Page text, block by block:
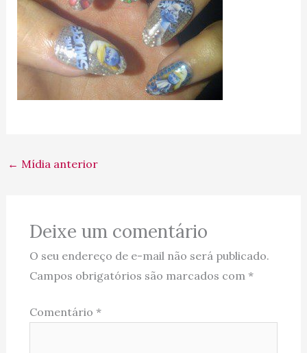
← Mídia anterior
Deixe um comentário
O seu endereço de e-mail não será publicado.
Campos obrigatórios são marcados com *
Comentário *